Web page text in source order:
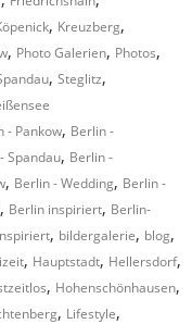
, Kreuzberg,
, Photo Galerien, Photos,
,Steglitz,
- Pankow, Berlin -
Spandau, Berlin -
, Berlin - Wedding, Berlin -
, Berlin inspiriert, Berlin-
, bildergalerie, blog,
, Hauptstadt, Hellersdorf,
, Hohenschönhausen,
, Lifestyle,